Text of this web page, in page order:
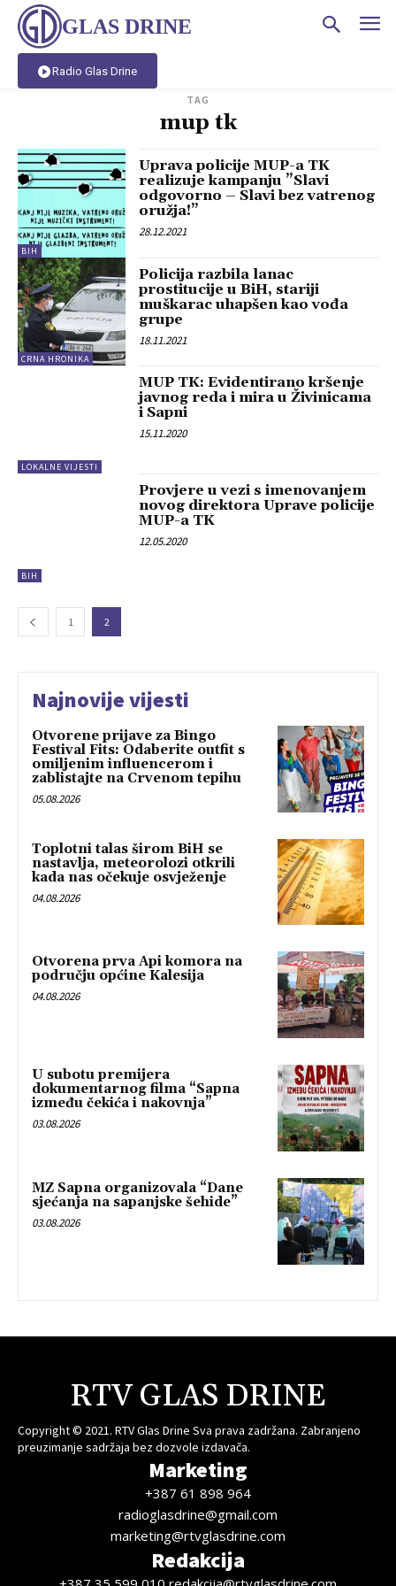
GLAS DRINE
Radio Glas Drine
TAG
mup tk
BIH
Uprava policije MUP-a TK
realizuje kampanju ”Slavi
odgovorno – Slavi bez vatrenog
oružja!”
28.12.2021
CRNA HRONIKA
Policija razbila lanac
prostitucije u BiH, stariji
muškarac uhapšen kao vođa
grupe
18.11.2021
LOKALNE VIJESTI
MUP TK: Evidentirano kršenje
javnog reda i mira u Živinicama
i Sapni
15.11.2020
BIH
Provjere u vezi s imenovanjem
novog direktora Uprave policije
MUP-a TK
12.05.2020
1 2
Najnovije vijesti
Otvorene prijave za Bingo
Festival Fits: Odaberite outfit s
omiljenim influencerom i
zablistajte na Crvenom tepihu
05.08.2026
Toplotni talas širom BiH se
nastavlja, meteorolozi otkrili
kada nas očekuje osvježenje
04.08.2026
Otvorena prva Api komora na
području općine Kalesija
04.08.2026
U subotu premijera
dokumentarnog filma “Sapna
između čekića i nakovnja”
03.08.2026
MZ Sapna organizovala “Dane
sjećanja na sapanjske šehide”
03.08.2026
RTV GLAS DRINE
Copyright © 2021. RTV Glas Drine Sva prava zadržana. Zabranjeno
preuzimanje sadržaja bez dozvole izdavača.
Marketing
+387 61 898 964
radioglasdrine@gmail.com
marketing@rtvglasdrine.com
Redakcija